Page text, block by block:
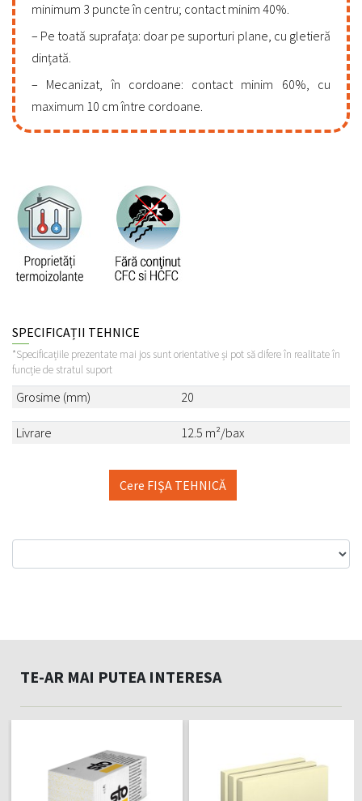
minimum 3 puncte în centru; contact minim 40%.
Pe toată suprafața: doar pe suporturi plane, cu gletieră
dințată.
Mecanizat, în cordoane: contact minim 60%, cu
maximum 10 cm între cordoane.
SPECIFICAȚII TEHNICE
*Specificațiile prezentate mai jos sunt orientative și pot să difere în realitate în
funcție de stratul suport
Grosime (mm) 20
Livrare 12.5 m²/bax
Cere FIŞA TEHNICĂ
TE-AR MAI PUTEA INTERESA